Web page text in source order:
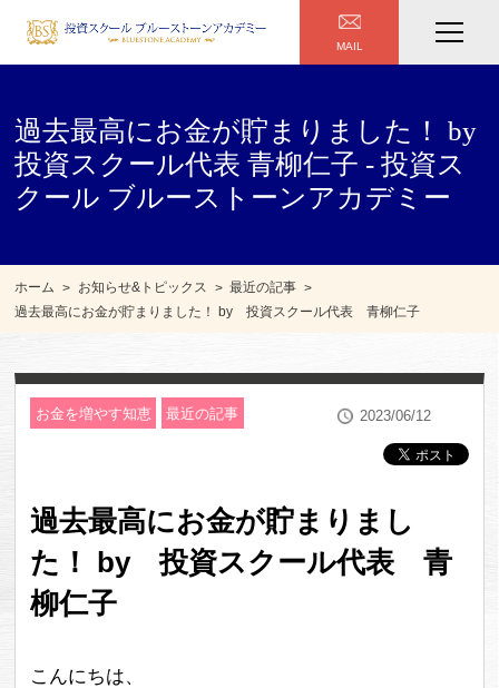
MAIL
過去最高にお金が貯まりました！ by
投資スクール代表 青柳仁子 - 投資ス
クール ブルーストーンアカデミー
ホーム お知らせ&トピックス
最近の記事
過去最高にお金が貯まりました！ by 投資スクール代表 青柳仁子
お金を増やす知恵 最近の記事 2023/06/12
過去最高にお金が貯まりまし
た！ by 投資スクール代表 青
柳仁子
こんにちは、